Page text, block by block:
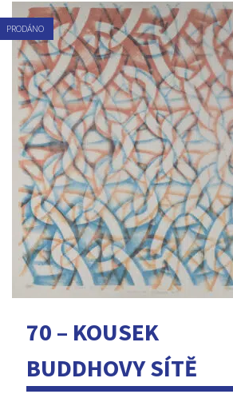
PRODÁNO
70 – KOUSEK
BUDDHOVY SÍTĚ